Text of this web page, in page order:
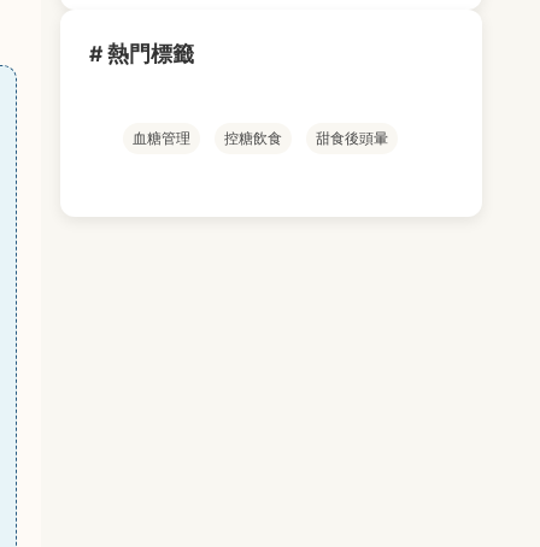
# 熱門標籤
血糖管理 控糖飲食 甜食後頭暈